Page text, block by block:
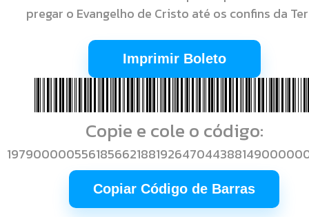
pregar o Evangelho de Cristo até os confins da
Imprimir Boleto
Copie e cole o código:
Copiar Código de Barras